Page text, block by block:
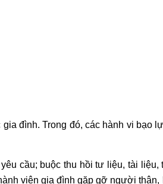
đình. Trong đó, các hành vi bạo
cầu; buộc thu hồi tư liệu, tài liệu,
viên gia đình gặp gỡ người thân,